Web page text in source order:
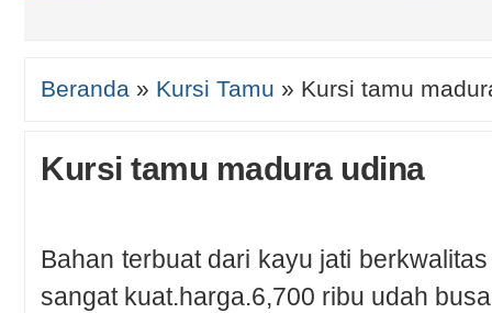
Beranda » Kursi Tamu » Kursi tamu
Kursi tamu madura udina
Bahan terbuat dari kayu jati
sangat kuat.harga.6,700 ribu udah